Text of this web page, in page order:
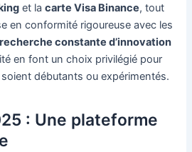
et lacarte Visa Binance, tout
en conformité rigoureuse avec les
recherche constante d’innovation
en font un choix privilégié pour
soient débutants ou expérimentés.
: Une plateforme